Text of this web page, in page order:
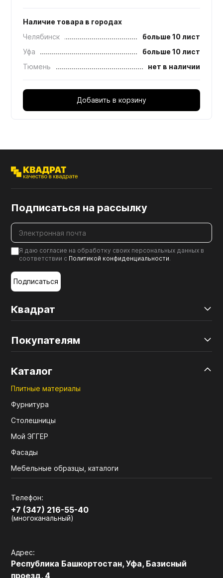
Наличие товара в городах
Челябинск
больше 10 лист
Уфа
больше 10 лист
Тюмень
нет в наличии
Добавить в корзину
Квадрат
Покупателям
Каталог
Плитные материалы
Фурнитура
Столешницы
Мой ЭГГЕР
Фасады
Мебельные образцы, каталоги
Телефон:
+7 (347) 216-55-40
(многоканальный)
Адрес:
Республика Башкортостан, Уфа, Базисный
проезд, 4
Подписаться на рассылку
Я даю согласие на обработку своих персональных данных в
соответствии с Политикой конфиденциальности.
Подписаться